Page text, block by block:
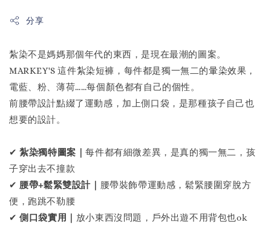
分享
紮染不是媽媽那個年代的東西，是現在最潮的圖案。
MARKEY'S 這件紮染短褲，每件都是獨一無二的暈染效果，
電藍、粉、薄荷……每個顏色都有自己的個性。
前腰帶設計點綴了運動感，加上側口袋，是那種孩子自己也
想要的設計。
✔紮染獨特圖案｜每件都有細微差異，是真的獨一無二，孩
子穿出去不撞款
✔ 腰帶+鬆緊雙設計｜ 腰帶裝飾帶運動感，鬆緊腰圍穿脫方
便，跑跳不勒腰
✔側口袋實用｜ 放小東西沒問題，戶外出遊不用背包也ok